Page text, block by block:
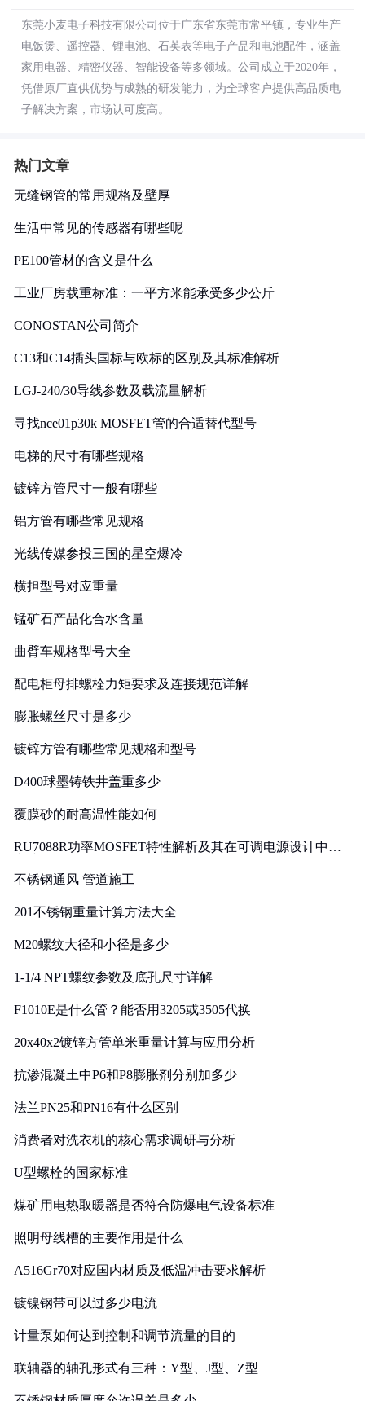
东莞小麦电子科技有限公司位于广东省东莞市常平镇，专业生产
电饭煲、遥控器、锂电池、石英表等电子产品和电池配件，涵盖
家用电器、精密仪器、智能设备等多领域。公司成立于2020年，
凭借原厂直供优势与成熟的研发能力，为全球客户提供高品质电
子解决方案，市场认可度高。
热门文章
无缝钢管的常用规格及壁厚
生活中常见的传感器有哪些呢
PE100管材的含义是什么
工业厂房载重标准：一平方米能承受多少公斤
CONOSTAN公司简介
C13和C14插头国标与欧标的区别及其标准解析
LGJ-240/30导线参数及载流量解析
寻找nce01p30k MOSFET管的合适替代型号
电梯的尺寸有哪些规格
镀锌方管尺寸一般有哪些
铝方管有哪些常见规格
光线传媒参投三国的星空爆冷
横担型号对应重量
锰矿石产品化合水含量
曲臂车规格型号大全
配电柜母排螺栓力矩要求及连接规范详解
膨胀螺丝尺寸是多少
镀锌方管有哪些常见规格和型号
D400球墨铸铁井盖重多少
覆膜砂的耐高温性能如何
RU7088R功率MOSFET特性解析及其在可调电源设计中的
不锈钢通风 管道施工
201不锈钢重量计算方法大全
M20螺纹大径和小径是多少
1-1/4 NPT螺纹参数及底孔尺寸详解
F1010E是什么管？能否用3205或3505代换
20x40x2镀锌方管单米重量计算与应用分析
抗渗混凝土中P6和P8膨胀剂分别加多少
法兰PN25和PN16有什么区别
消费者对洗衣机的核心需求调研与分析
U型螺栓的国家标准
煤矿用电热取暖器是否符合防爆电气设备标准
照明母线槽的主要作用是什么
A516Gr70对应国内材质及低温冲击要求解析
镀镍钢带可以过多少电流
计量泵如何达到控制和调节流量的目的
联轴器的轴孔形式有三种：Y型、J型、Z型